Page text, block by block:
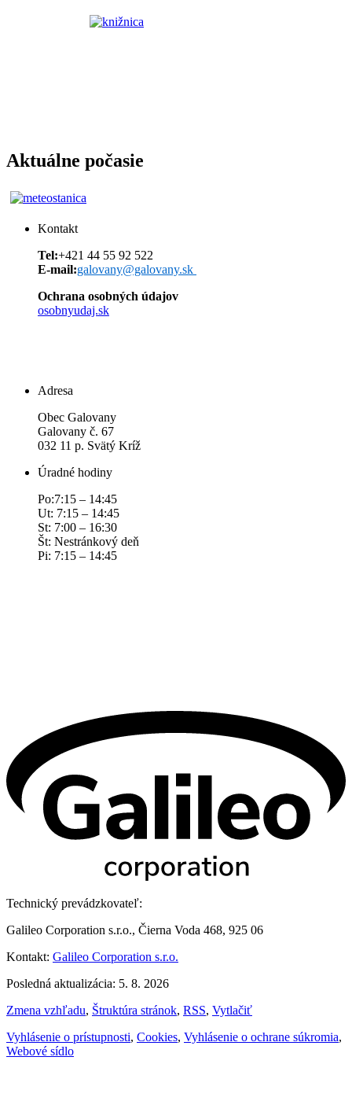
Aktuálne počasie
Kontakt
Tel:+421 44 55 92 522
E-mail:galovany@galovany.sk
Ochrana osobných údajov
osobnyudaj.sk
Adresa
Obec Galovany
Galovany č. 67
032 11 p. Svätý Kríž
Úradné hodiny
Po:7:15 – 14:45
Ut: 7:15 – 14:45
St: 7:00 – 16:30
Št: Nestránkový deň
Pi: 7:15 – 14:45
Technický prevádzkovateľ:
Galileo Corporation s.r.o., Čierna Voda 468, 925 06
Kontakt: Galileo Corporation s.r.o.
Posledná aktualizácia: 5. 8. 2026
Zmena vzhľadu, Štruktúra stránok, RSS, Vytlačiť
Vyhlásenie o prístupnosti, Cookies, Vyhlásenie o ochrane súkromia,
Webové sídlo